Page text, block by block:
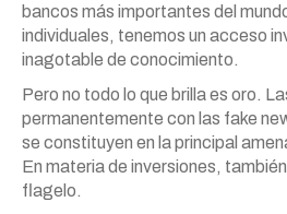
bancos más importantes del
individuales, tenemos un acceso
inagotable de conocimiento.
Pero no todo lo que brilla es oro.
permanentemente con las fake
se constituyen en la principal
En materia de inversiones,
flagelo.